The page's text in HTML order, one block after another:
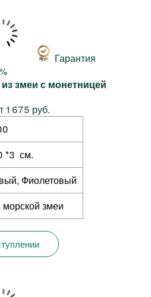
Гарантия
змеи с монетницей
1 675 руб.
*3 см.
Фиолетовый
змеи